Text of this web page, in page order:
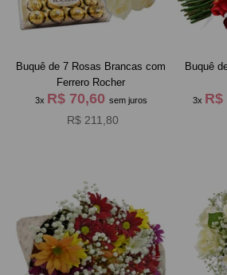
Buquê de 7 Rosas Brancas com
Ferrero Rocher
3x R$ 70,60 sem juros
R$ 211,80
Buquê
3x